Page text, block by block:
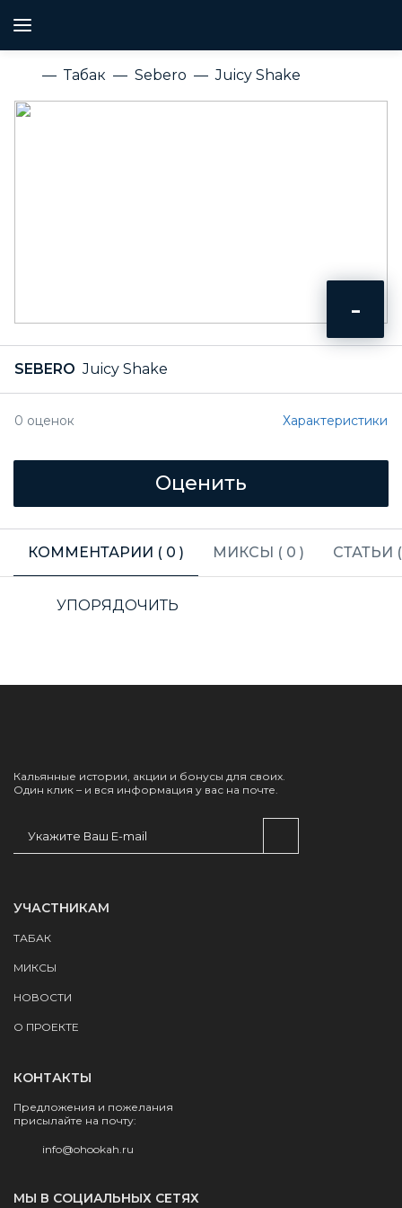
Табак Sebero Juicy Shake
-
SEBERO Juicy Shake
0 оценок Характеристики
КОММЕНТАРИИ ( 0 ) МИКСЫ ( 0 ) СТАТЬИ
УПОРЯДОЧИТЬ
Кальянные истории, акции и бонусы для своих.
Один клик – и вся информация у вас на почте.
УЧАСТНИКАМ
ТАБАК
МИКСЫ
НОВОСТИ
О ПРОЕКТЕ
КОНТАКТЫ
Предложения и пожелания
присылайте на почту:
info@ohookah.ru
МЫ В СОЦИАЛЬНЫХ СЕТЯХ